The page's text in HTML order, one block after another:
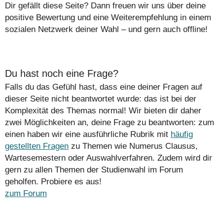
Dir gefällt diese Seite? Dann freuen wir uns über deine
positive Bewertung und eine Weiterempfehlung in einem
sozialen Netzwerk deiner Wahl – und gern auch offline!
Du hast noch eine Frage?
Falls du das Gefühl hast, dass eine deiner Fragen auf
dieser Seite nicht beantwortet wurde: das ist bei der
Komplexität des Themas normal! Wir bieten dir daher
zwei Möglichkeiten an, deine Frage zu beantworten: zum
einen haben wir eine ausführliche Rubrik mit häufig
gestellten Fragen zu Themen wie Numerus Clausus,
Wartesemestern oder Auswahlverfahren. Zudem wird dir
gern zu allen Themen der Studienwahl im Forum
geholfen. Probiere es aus!
zum Forum